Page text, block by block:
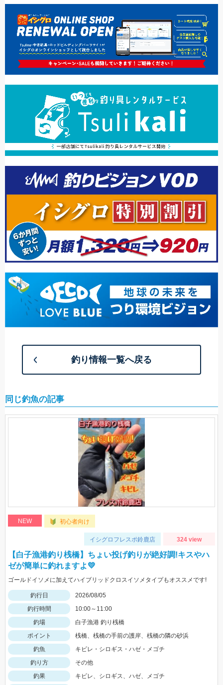
釣り情報一覧へ戻る
同じ釣魚の記事
NEW 初心者向け
イシグロフレスポ鈴鹿店 324 view
【白子漁港釣り桟橋】ちょい投げ釣りが絶好調!キスやハ
ゼが簡単に釣れますよ💛
ゴールドイソメに加えてハイブリッドクロスイソメタイプもオススメです!
釣行日
2026/08/05
釣行時間
10:00～11:00
釣場
白子漁港 釣り桟橋
ポイント
桟橋、桟橋の手前の護岸、桟橋の隣の砂浜
釣魚
キビレ・シロギス・ハゼ・メゴチ
釣り方
その他
釣果
キビレ、シロギス、ハゼ、メゴチ